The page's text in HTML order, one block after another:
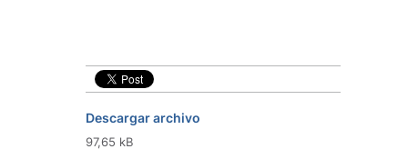
Descargar archivo
97,65 kB